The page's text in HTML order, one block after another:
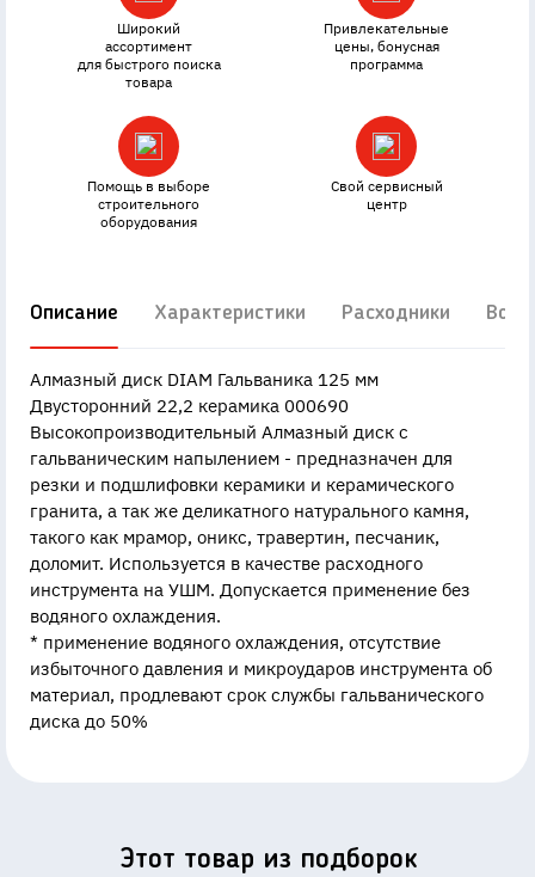
Широкий
ассортимент
для быстрого поиска
товара
Привлекательные
цены, бонусная
программа
Помощь в выборе
строительного
оборудования
Свой сервисный
центр
Описание Характеристики Расходники
Алмазный диск DIAM Гальваника 125 мм
Двусторонний 22,2 керамика 000690
Высокопроизводительный Алмазный диск с
гальваническим напылением - предназначен для
резки и подшлифовки керамики и керамического
гранита, а так же деликатного натурального камня,
такого как мрамор, оникс, травертин, песчаник,
доломит. Используется в качестве расходного
инструмента на УШМ. Допускается применение без
водяного охлаждения.
* применение водяного охлаждения, отсутствие
избыточного давления и микроударов инструмента об
материал, продлевают срок службы гальванического
диска до 50%
Этот товар из подборок